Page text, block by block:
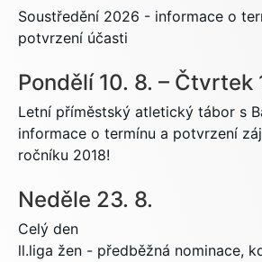
Soustředění 2026 - informace o
potvrzení účasti
Pondělí 10. 8. – Čtvrtek
Letní příměstský atletický tábor s
informace o termínu a potvrzení
ročníku 2018!
Neděle 23. 8.
Celý den
ll.liga žen - předběžná nominace,